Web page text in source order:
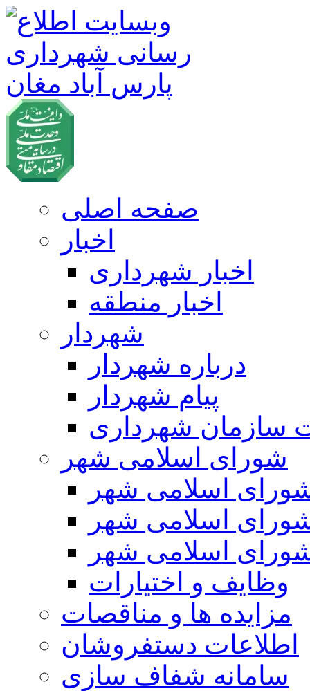
صفحه اصلی
اخبار
اخبار شهرداری
اخبار منطقه
شهردار
درباره شهردار
پیام شهردار
سازمان شهرداری
شورای اسلامی شهر
اسلامی شهر
اسلامی شهر
اسلامی شهر
وظایف و اختیارات
مزایده ها و مناقصات
اطلاعات دستفروشان
سامانه شفاف سازی